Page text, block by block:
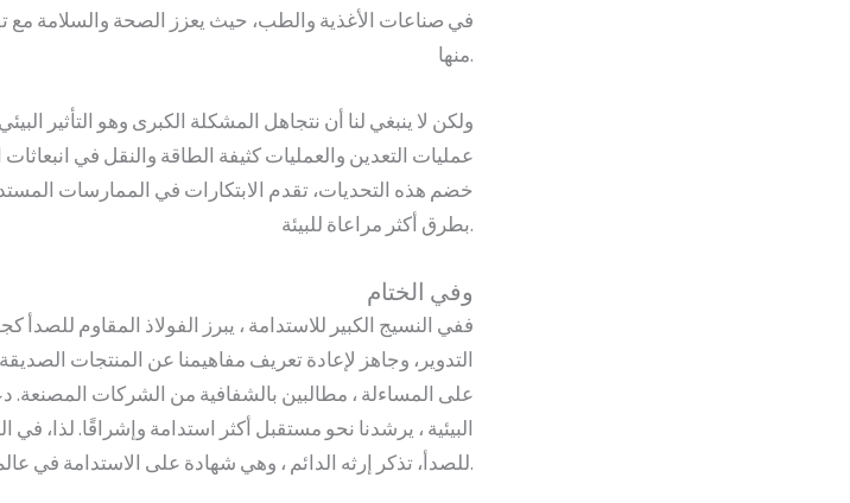
في صناعات الأغذية والطب، حيث يعزز الصحة والسلامة مع
منها.
ولكن لا ينبغي لنا أن نتجاهل المشكلة الكبرى وهو التأثير
عمليات التعدين والعمليات كثيفة الطاقة والنقل في
خضم هذه التحديات، تقدم الابتكارات في الممارسات
بطرق أكثر مراعاة للبيئة.
وفي الختام
ففي النسيج الكبير للاستدامة ، يبرز الفولاذ المقاوم للصدأ
التدوير، وجاهز لإعادة تعريف مفاهيمنا عن المنتجات
على المساءلة ، مطالبين بالشفافية من الشركات المصنعة.
البيئية ، يرشدنا نحو مستقبل أكثر استدامة وإشراقًا. لذا، في
للصدأ، تذكر إرثه الدائم ، وهي شهادة على الاستدامة في عالم يستخدم المنتجات لمرة واحدة.